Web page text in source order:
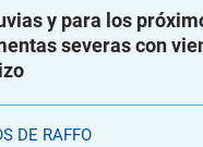
y para los
severas con
DE RAFFO